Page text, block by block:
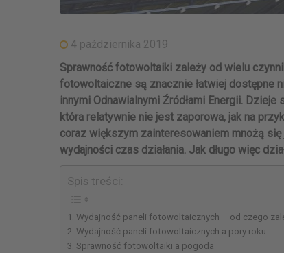
4 października 2019
Sprawność fotowoltaiki zależy od wielu
fotowoltaiczne są znacznie łatwiej dostępne
innymi Odnawialnymi Źródłami Energii. Dzieje
która relatywnie nie jest zaporowa, jak na
coraz większym zainteresowaniem mnożą
wydajności czas działania. Jak długo więc
Spis treści:
Wydajność paneli fotowoltaicznych – od czego
Wydajność paneli fotowoltaicznych a pory roku
Sprawność fotowoltaiki a pogoda